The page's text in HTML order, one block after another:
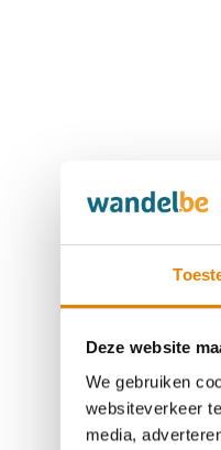
Deze website
We gebruiken
websiteverkeer
media,